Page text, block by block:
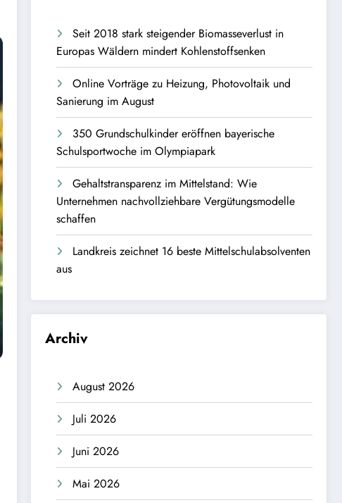
Seit 2018 stark steigender Biomasseverlust in
Europas Wäldern mindert Kohlenstoffsenken
Online Vorträge zu Heizung, Photovoltaik und
Sanierung im August
350 Grundschulkinder eröffnen bayerische
Schulsportwoche im Olympiapark
Gehaltstransparenz im Mittelstand: Wie
Unternehmen nachvollziehbare Vergütungsmodelle
schaffen
Landkreis zeichnet 16 beste Mittelschulabsolventen
aus
Archiv
August 2026
Juli 2026
Juni 2026
Mai 2026